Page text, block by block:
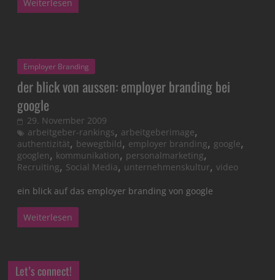
Weiterlesen
Employer Branding
der blick von aussen: employer branding bei
google
29. November 2009
arbeitgeber-rankings, arbeitgeberimage,
authentizität, bewegtbild, employer branding, google,
googlen, kommunikation, personalmarketing,
Recruiting, Social Media, unternehmenskultur,video
ein blick auf das employer branding von google
Weiterlesen
Let’s connect!